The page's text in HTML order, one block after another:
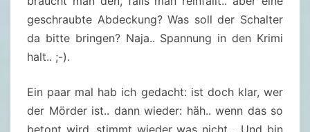
D
A
N
geschraubte Abdeckung? Was soll der Schalter
da bitte bringen? Naja.. Spannung in den Krimi
halt.. ;-).
Ein paar mal hab ich gedacht: ist doch klar, wer
der Mörder ist.. dann wieder: häh.. wenn das so
betont wird, stimmt wieder was nicht… Und bin